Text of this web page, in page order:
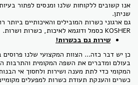
אנו קשובים ללקוחות שלנו ומנסים לפתור
שניתן.
KOSHER כסמל ודוגמא לאיכות, כשרות ושרות.
שירות גם בכשרות!
כן יש דבר כזה... הצוות המקצועי שלנו
בעולם ומדברים את השפה המקומית והתרבות
המקומי כדי לתת מענה ושירות ולחסוך אי
כשרים והענקת תעודת כשרות למפעלים